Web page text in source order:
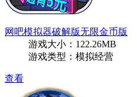
网吧模拟器破解版无限金币版
游戏大小：122.26MB
游戏类型：模拟经营
查看